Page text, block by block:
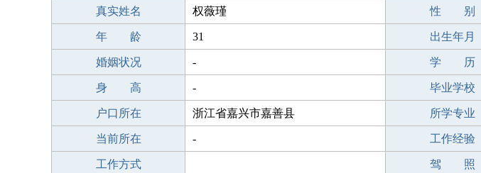
真实姓名 权薇瑾 性 别
年 龄 31 出生年月
婚姻状况 - 学 历
身 高 - 毕业学校
户口所在 浙江省嘉兴市嘉善县 所学专业
当前所在 - 工作经验
工作方式 驾 照